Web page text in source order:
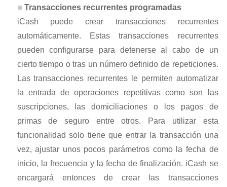
Transacciones recurrentes programadas
iCash puede crear transacciones recurrentes
automáticamente. Estas transacciones recurrentes
pueden configurarse para detenerse al cabo de un
cierto tiempo o tras un número definido de repeticiones.
Las transacciones recurrentes le permiten automatizar
la entrada de operaciones repetitivas como son las
suscripciones, las domiciliaciones o los pagos de
primas de seguro entre otros. Para utilizar esta
funcionalidad solo tiene que entrar la transacción una
vez, ajustar unos pocos parámetros como la fecha de
inicio, la frecuencia y la fecha de finalización. iCash se
encargará entonces de crear las transacciones